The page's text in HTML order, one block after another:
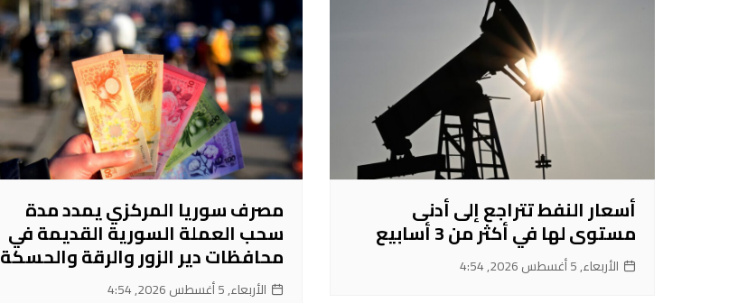
أسعار النفط تتراجع إلى أدنى
مستوى لها في أكثر من 3 أسابيع
الأربعاء, 5 أغسطس 2026, 4:54
مصرف سوريا المركزي يمدد مدة
سحب العملة السورية القديمة في
محافظات دير الزور والرقة والحسكة
الأربعاء, 5 أغسطس 2026, 4:54